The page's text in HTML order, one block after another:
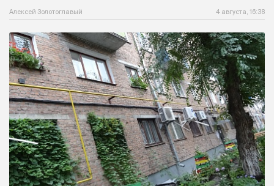
Алексей Золотоглавый 4 августа, 16:38